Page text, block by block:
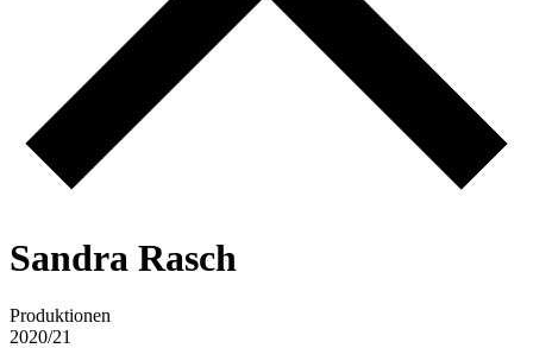
Sandra Rasch
Produktionen
2020/21